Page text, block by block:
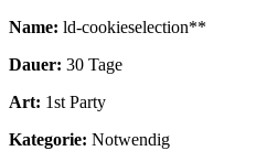
Name: ld-cookieselection**
Dauer: 30 Tage
Art: 1st Party
Kategorie: Notwendig